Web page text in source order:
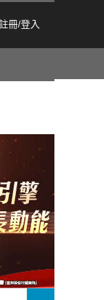
冊/登入